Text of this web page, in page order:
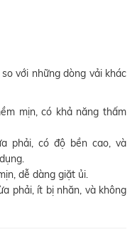
với những dòng vải khác
mịn, có khả năng thấm
phải, có độ bền cao, và
dễ dàng giặt ủi.
phải, ít bị nhăn, và không